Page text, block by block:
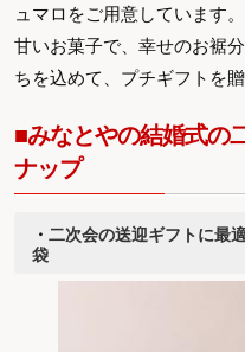
ュマロをご用意しています。
甘いお菓子で、幸せのお裾
ちを込めて、プチギフトを
■みなとやの結婚式の
ナップ
・ 二次会の送迎ギフトに最
袋